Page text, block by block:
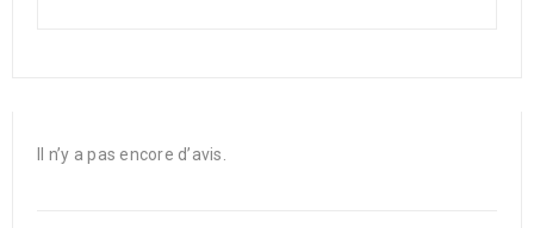
Il n’y a pas encore d’avis.